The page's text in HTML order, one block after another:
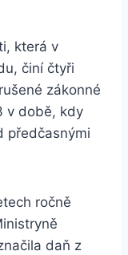
která v
činí čtyři
zákonné
v době, kdy
předčasnými
ročně
daň z